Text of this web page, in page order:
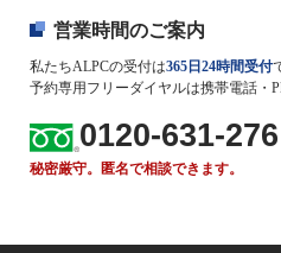
営業時間のご案内
私たちALPCの受付は365日24時間受付
予約専用フリーダイヤルは携帯電話・
0120-631-276
秘密厳守。匿名で相談できます。